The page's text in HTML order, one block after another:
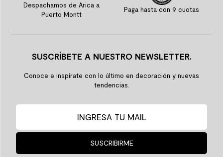
Despachamos de Arica a
Puerto Montt
Paga hasta con 9 cuotas
SUSCRÍBETE A NUESTRO NEWSLETTER.
Conoce e inspírate con lo último en decoración y nuevas
tendencias.
SUSCRIBIRME